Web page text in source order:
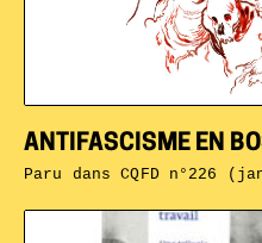
ANTIFASCISME EN
Paru dansCQFD n°226